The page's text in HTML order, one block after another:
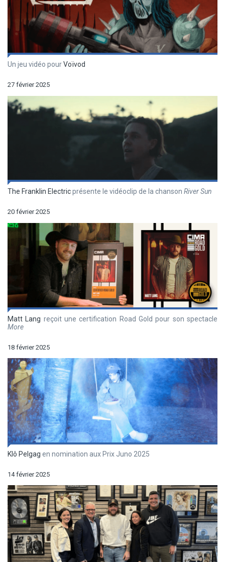
Un jeu vidéo pourVoïvod
27 février 2025
The Franklin Electricprésente le vidéoclip de la chanson River Sun
20 février 2025
Matt Lang reçoit une certification Road Gold pour son spectacle
More
18 février 2025
Klô Pelgag en nomination aux Prix Juno 2025
14 février 2025